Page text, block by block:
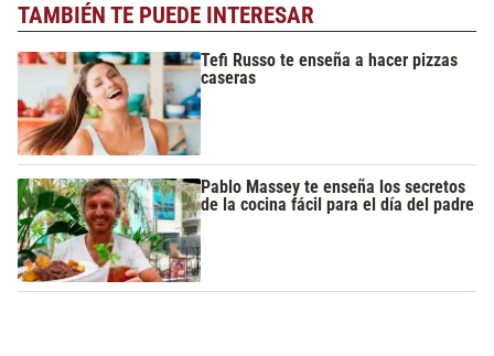
TAMBIÉN TE PUEDE INTERESAR
Tefi Russo te enseña a hacer pizzas
caseras
Pablo Massey te enseña los secretos
de la cocina fácil para el día del padre